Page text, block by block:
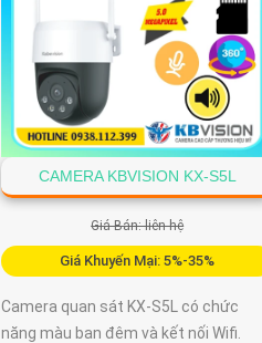
CAMERA KBVISION KX-S5L
Giá Bán: liên hệ
Giá Khuyến Mại: 5%-35%
Camera quan sát KX-S5L có chức
năng màu ban đêm và kết nối Wifi.